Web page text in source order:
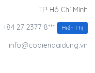
TP Hồ Chí Minh
+84 27 2377 8*** Hiển Thị
info@codiendaidung.vn